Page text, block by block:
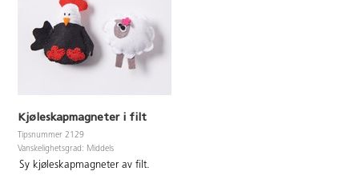
Kjøleskapmagneter i filt
Tipsnummer 2129
Vanskelighetsgrad: Middels
Sy kjøleskapmagneter av filt.